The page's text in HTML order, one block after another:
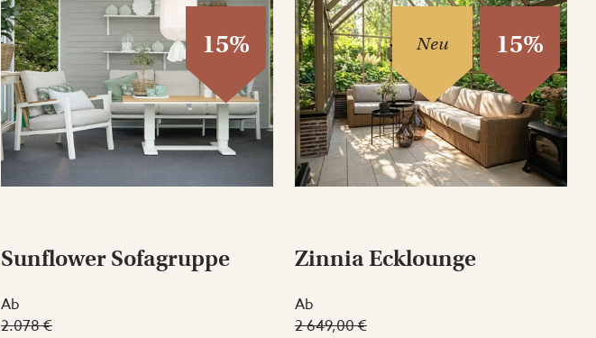
15%
Sunflower Sofagruppe
Ab
2.078 €
Neu 15%
Zinnia Ecklounge
Ab
2 649,00 €